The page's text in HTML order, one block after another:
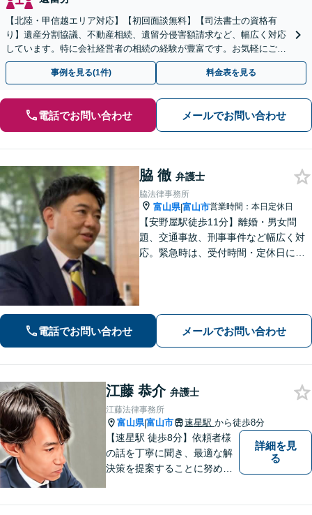
【北陸・甲信越エリア対応】【初回面談無料】【司法書士の資格有
り】遺産分割協議、不動産相続、遺留分侵害額請求など、幅広く対応
しています。特に会社経営者の相続の経験が豊富です。お気軽にご相
談ください。【休日・夜間面談可】【オンライン面談可】
事例を見る(1件) 料金表を見る
電話でお問い合わせ メールでお問い合わせ
脇 徹 弁護士
脇法律事務所
富山県|富山市営業時間：本日定休日
【安野屋駅徒歩11分】離婚・男女問
題、交通事故、刑事事件など幅広く対
応。緊急時は、受付時間・定休日に関
相談可】
電話でお問い合わせ メールでお問い合わせ
江藤 恭介 弁護士
江藤法律事務所
富山県|富山市 速星駅 から徒歩8分
【速星駅 徒歩8分】依頼者様
の話を丁寧に聞き、最適な解
決策を提案することに努めて
詳細を見
る